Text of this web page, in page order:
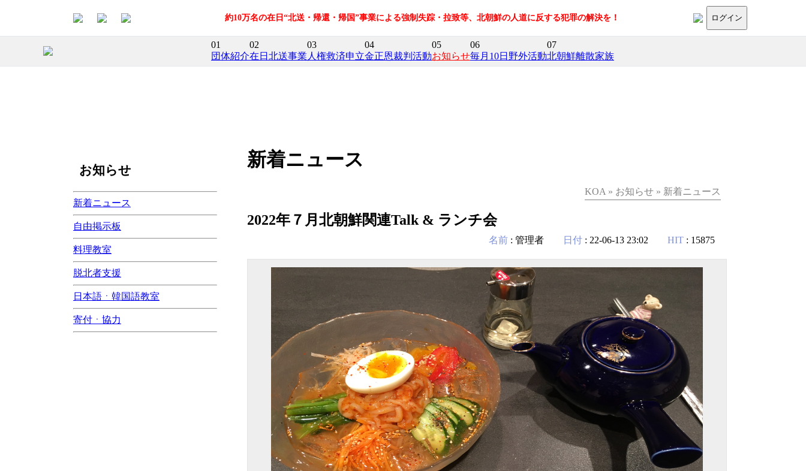
約10万名の在日“北送・帰還・帰国”事業による強制失踪・拉致等、北朝鮮の人道に反する犯罪の解決を！ ログイン
01
団体紹介
02
在日北送事業
03
人権救済申立
04
金正恩裁判活動
05
お知らせ
06
毎月10日野外活動
07
北朝鮮離散家族
お知らせ
新着ニュース
自由掲示板
料理教室
脱北者支援
日本語ㆍ韓国語教室
寄付ㆍ協力
新着ニュース
KOA » お知らせ » 新着ニュース
2022年７月北朝鮮関連Talk & ランチ会
名前 : 管理者 日付 : 22-06-13 23:02 HIT : 15875